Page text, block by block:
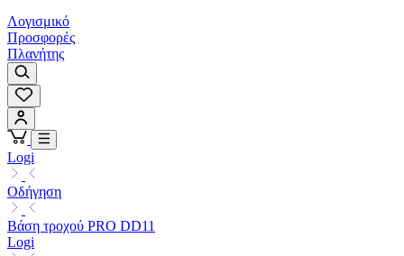
Λογισμικό
Προσφορές
Πλανήτης
Logi
Οδήγηση
Βάση τροχού PRO DD11
Logi